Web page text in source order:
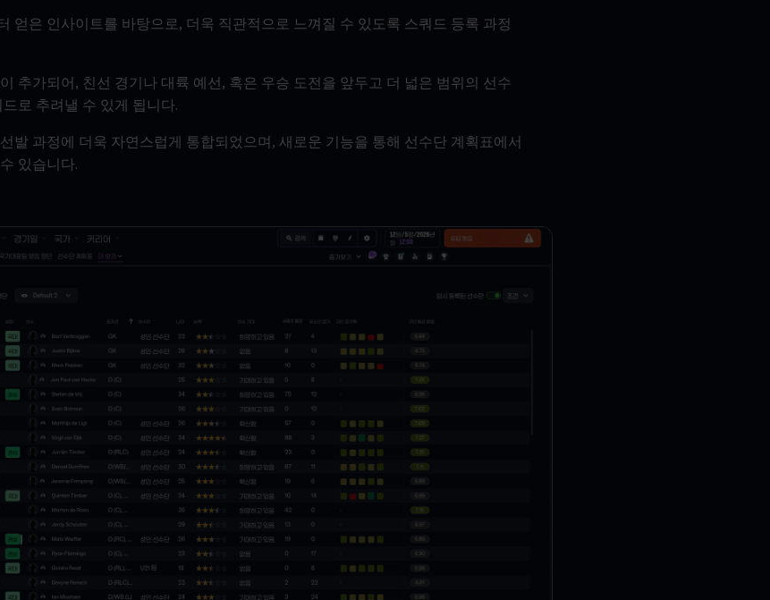
얻은 인사이트를 바탕으로, 더욱 직관적으로 느껴질 수 있도록 스쿼드 등록 과정
추가되어, 친선 경기나 대륙 예선, 혹은 우승 도전을 앞두고 더 넓은 범위의 선수
로 추려낼 수 있게 됩니다.
발 과정에 더욱 자연스럽게 통합되었으며, 새로운 기능을 통해 선수단 계획표에서
있습니다.